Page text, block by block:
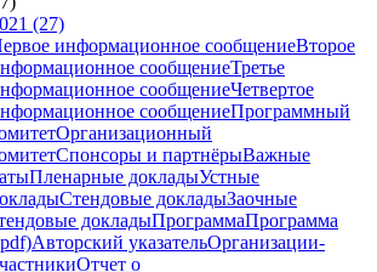
(27)
информационное сообщениеВторое
сообщениеТретье
сообщениеЧетвертое
сообщениеПрограммный
Организационный
Спонсоры и партнёрыВажные
Пленарные докладыУстные
Стендовые докладыЗаочные
докладыПрограммаПрограмма
Авторский указательОрганизации-
Отчет о